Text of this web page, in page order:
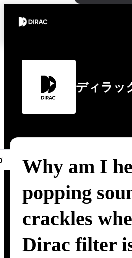
ディラッ
Why am I
popping
crackles
Dirac filter